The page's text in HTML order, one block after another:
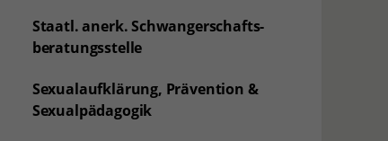
Staatl. anerk. Schwangerschafts-
beratungsstelle
Sexualaufklärung, Prävention &
Sexualpädagogik